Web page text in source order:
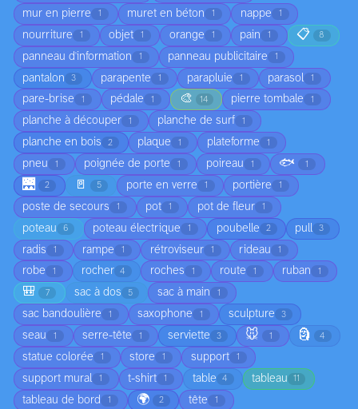
mur en pierre 1 muret en béton 1 nappe 1
nourriture 1 objet 1 orange 1 pain 1 📋 8
panneau d'information 1 panneau publicitaire 1
pantalon 3 parapente 1 parapluie 1 parasol 1
pare-brise 1 pédale 1 🎨 14 pierre tombale 1
planche à découper 1 planche de surf 1
planche en bois 2 plaque 1 plateforme 1
pneu 1 poignée de porte 1 poireau 1 🐟 1
🌉 2 🚪 5 porte en verre 1 portière 1
poste de secours 1 pot 1 pot de fleur 1
poteau 6 poteau électrique 1 poubelle 2 pull 3
radis 1 rampe 1 rétroviseur 1 rideau 1
robe 1 rocher 4 roches 1 route 1 ruban 1
🎒 7 sac à dos 5 sac à main 1
sac bandoulière 1 saxophone 1 sculpture 3
seau 1 serre-tête 1 serviette 3 🐭 1 🗿 4
statue colorée 1 store 1 support 1
support mural 1 t-shirt 1 table 4 tableau 11
tableau de bord 1 🌍 2 tête 1